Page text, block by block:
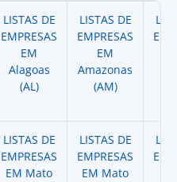
LISTAS DE
EMPRESAS
EM
Alagoas
(AL)
LISTAS DE
EMPRESAS
EM
Amazonas
(AM)
LISTAS DE
EMPRESAS
EM Mato
LISTAS DE
EMPRESAS
EM Mato